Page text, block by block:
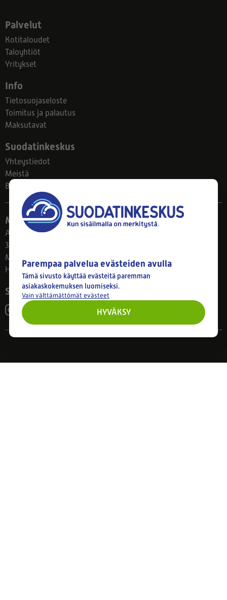
Palvelut
Kotitaloudet
Taloyhtiöt
Yritykset
Info
Tietosuojaseloste
Toimitus ja palautus
Maksutavat
Suodatinkeskus
Yhteystiedot
Meistä
Blogi
Myymälä
Ahlmanintie 61
33800 Tampere
Ma–Pe 8–17
Huom! Myymälän poikkeusaukiolot: 27.7.-21.8. klo 8-16
Seuraa meitä
Parempaa palvelua evästeiden avulla
Tämä sivusto käyttää evästeitä paremman
asiakaskokemuksen luomiseksi.
Vain välttämättömät evästeet
HYVÄKSY